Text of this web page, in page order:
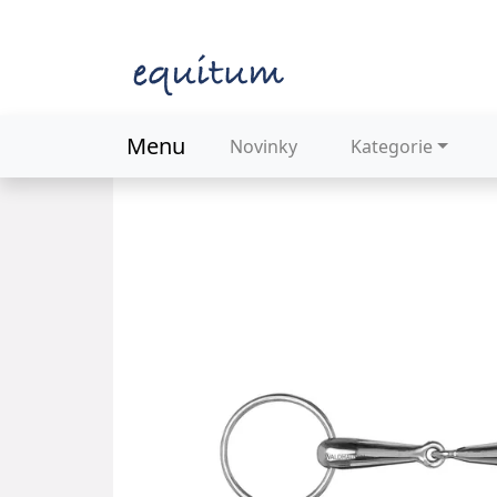
Menu Novinky Kategorie